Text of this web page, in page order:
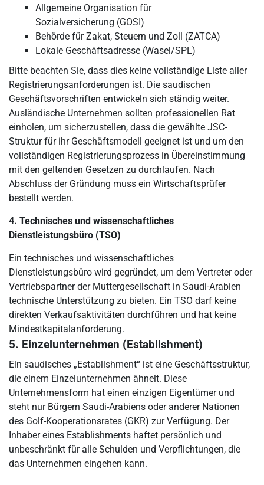
Allgemeine Organisation für
Sozialversicherung (GOSI)
Behörde für Zakat, Steuern und Zoll (ZATCA)
Lokale Geschäftsadresse (Wasel/SPL)
Bitte beachten Sie, dass dies keine vollständige Liste aller
Registrierungsanforderungen ist. Die saudischen
Geschäftsvorschriften entwickeln sich ständig weiter.
Ausländische Unternehmen sollten professionellen Rat
einholen, um sicherzustellen, dass die gewählte JSC-
Struktur für ihr Geschäftsmodell geeignet ist und um den
vollständigen Registrierungsprozess in Übereinstimmung
mit den geltenden Gesetzen zu durchlaufen. Nach
Abschluss der Gründung muss ein Wirtschaftsprüfer
bestellt werden.
4. Technisches und wissenschaftliches
Dienstleistungsbüro (TSO)
Ein technisches und wissenschaftliches
Dienstleistungsbüro wird gegründet, um dem Vertreter oder
Vertriebspartner der Muttergesellschaft in Saudi-Arabien
technische Unterstützung zu bieten. Ein TSO darf keine
direkten Verkaufsaktivitäten durchführen und hat keine
Mindestkapitalanforderung.
5. Einzelunternehmen (Establishment)
Ein saudisches „Establishment“ ist eine Geschäftsstruktur,
die einem Einzelunternehmen ähnelt. Diese
Unternehmensform hat einen einzigen Eigentümer und
steht nur Bürgern Saudi-Arabiens oder anderer Nationen
des Golf-Kooperationsrates (GKR) zur Verfügung. Der
Inhaber eines Establishments haftet persönlich und
unbeschränkt für alle Schulden und Verpflichtungen, die
das Unternehmen eingehen kann.